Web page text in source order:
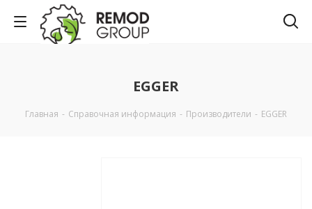
EGGER
Главная - Справочная информация - Производители - EGGER